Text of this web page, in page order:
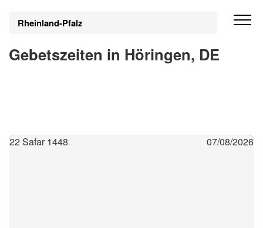
Rheinland-Pfalz
Gebetszeiten in Höringen, DE
22 Safar 1448 07/08/2026